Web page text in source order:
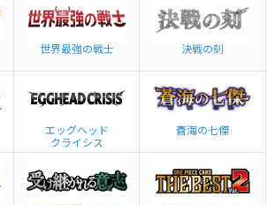
世界最強の戦士 決戦の刻
エッグヘッド
クライシス
蒼海の七傑